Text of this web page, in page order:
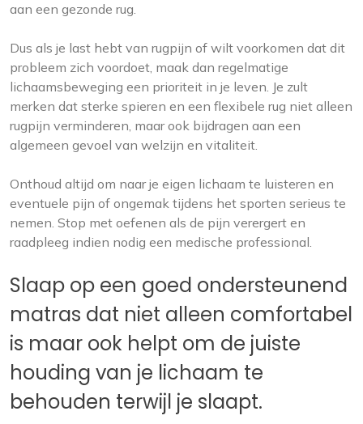
aan een gezonde rug.
Dus als je last hebt van rugpijn of wilt voorkomen dat dit
probleem zich voordoet, maak dan regelmatige
lichaamsbeweging een prioriteit in je leven. Je zult
merken dat sterke spieren en een flexibele rug niet alleen
rugpijn verminderen, maar ook bijdragen aan een
algemeen gevoel van welzijn en vitaliteit.
Onthoud altijd om naar je eigen lichaam te luisteren en
eventuele pijn of ongemak tijdens het sporten serieus te
nemen. Stop met oefenen als de pijn verergert en
raadpleeg indien nodig een medische professional.
Slaap op een goed ondersteunend
matras dat niet alleen comfortabel
is maar ook helpt om de juiste
houding van je lichaam te
behouden terwijl je slaapt.